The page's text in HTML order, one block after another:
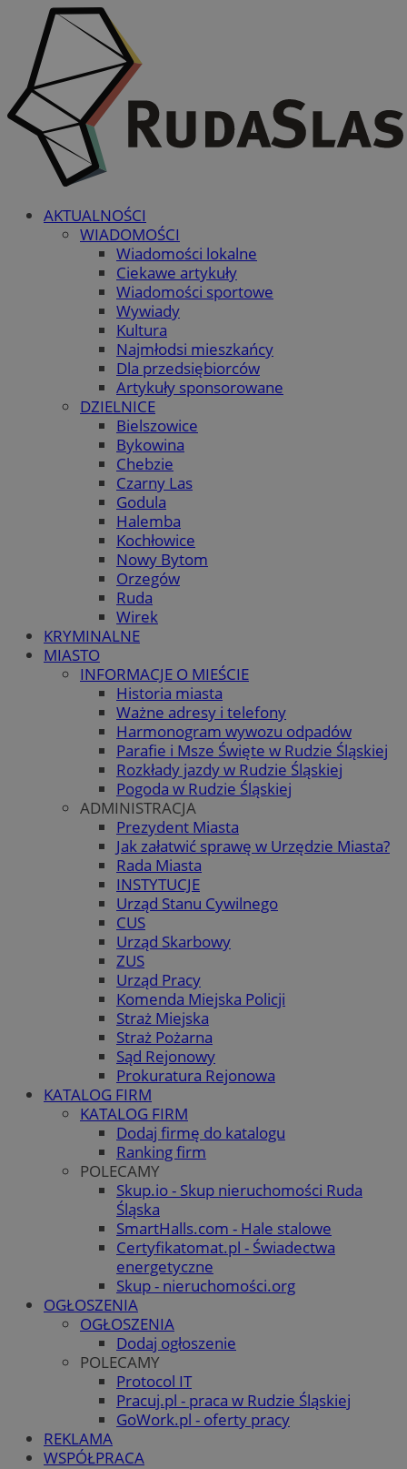
AKTUALNOŚCI
WIADOMOŚCI
Wiadomości lokalne
Ciekawe artykuły
Wiadomości sportowe
Wywiady
Kultura
Najmłodsi mieszkańcy
Dla przedsiębiorców
Artykuły sponsorowane
DZIELNICE
Bielszowice
Bykowina
Chebzie
Czarny Las
Godula
Halemba
Kochłowice
Nowy Bytom
Orzegów
Ruda
Wirek
KRYMINALNE
MIASTO
INFORMACJE O MIEŚCIE
Historia miasta
Ważne adresy i telefony
Harmonogram wywozu odpadów
Parafie i Msze Święte w Rudzie Śląskiej
Rozkłady jazdy w Rudzie Śląskiej
Pogoda w Rudzie Śląskiej
ADMINISTRACJA
Prezydent Miasta
Jak załatwić sprawę w Urzędzie Miasta?
Rada Miasta
INSTYTUCJE
Urząd Stanu Cywilnego
CUS
Urząd Skarbowy
ZUS
Urząd Pracy
Komenda Miejska Policji
Straż Miejska
Straż Pożarna
Sąd Rejonowy
Prokuratura Rejonowa
KATALOG FIRM
KATALOG FIRM
Dodaj firmę do katalogu
Ranking firm
POLECAMY
Skup.io - Skup nieruchomości Ruda
Śląska
SmartHalls.com - Hale stalowe
Certyfikatomat.pl - Świadectwa
energetyczne
Skup - nieruchomości.org
OGŁOSZENIA
OGŁOSZENIA
Dodaj ogłoszenie
POLECAMY
Protocol IT
Pracuj.pl - praca w Rudzie Śląskiej
GoWork.pl - oferty pracy
REKLAMA
WSPÓŁPRACA